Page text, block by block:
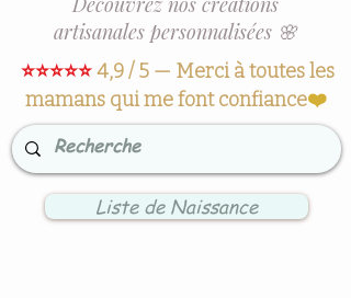
artisanales personnalisées 🌸
⭐⭐⭐⭐⭐4,9 / 5 — Merci à toutes les
mamans qui me font confiance❤️
Liste de Naissance